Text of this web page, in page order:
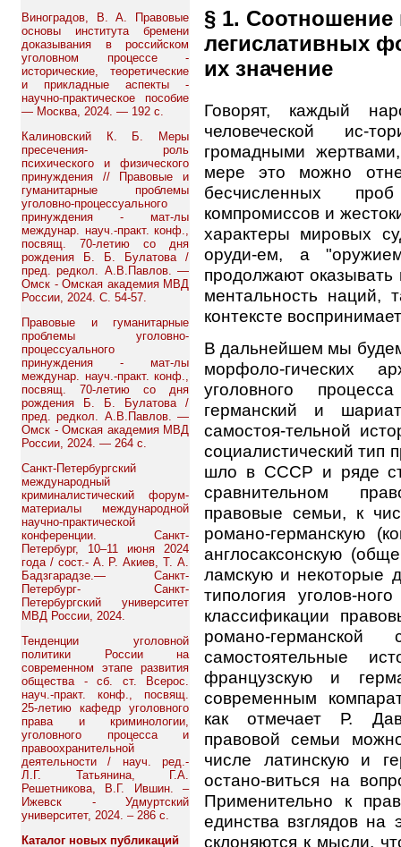
Виноградов, В. А. Правовые
основы института бремени
доказывания в российском
уголовном процессе -
исторические, теоретические
и прикладные аспекты -
научно-практическое пособие
— Москва, 2024. — 192 с.
Калиновский К. Б. Меры
пресечения- роль
психического и физического
принуждения // Правовые и
гуманитарные проблемы
уголовно-процессуального
принуждения - мат-лы
междунар. науч.-практ. конф.,
посвящ. 70-летию со дня
рождения Б. Б. Булатова /
пред. редкол. А.В.Павлов. —
Омск - Омская академия МВД
России, 2024. С. 54-57.
Правовые и гуманитарные
проблемы уголовно-
процессуального
принуждения - мат-лы
междунар. науч.-практ. конф.,
посвящ. 70-летию со дня
рождения Б. Б. Булатова /
пред. редкол. А.В.Павлов. —
Омск - Омская академия МВД
России, 2024. — 264 с.
Санкт-Петербургский
международный
криминалистический форум-
материалы международной
научно-практической
конференции. Санкт-
Петербург, 10–11 июня 2024
года / сост.- А. Р. Акиев, Т. А.
Бадзгарадзе.— Санкт-
Петербург- Санкт-
Петербургский университет
МВД России, 2024.
Тенденции уголовной
политики России на
современном этапе развития
общества - сб. ст. Всерос.
науч.-практ. конф., посвящ.
25-летию кафедр уголовного
права и криминологии,
уголовного процесса и
правоохранительной
деятельности / науч. ред.-
Л.Г. Татьянина, Г.А.
Решетникова, В.Г. Ившин. –
Ижевск - Удмуртский
университет, 2024. – 286 с.
Каталог новых публикаций
§ 1. Соотношение
легислативных
их значение
Говорят, каждый
человеческой ис-
громадными
мере это можно
бесчисленных
компромиссов и
характеры мировых
оруди-ем, а
продолжают оказывать
ментальность наций,
контексте
В дальнейшем мы
морфоло-гических
уголовного
германский и
самостоя-тельной
социалистический тип
шло в СССР и ряде
сравнительном
правовые семьи, к
романо-германскую
англосаксонскую
ламскую и некоторые
типология уголов-
классификации
романо-
самостоятельные
французскую и
современным
как отмечает Р.
правовой семьи
числе латинскую и
остано-виться на
Применительно к
единства взглядов на
склоняются к мысли,